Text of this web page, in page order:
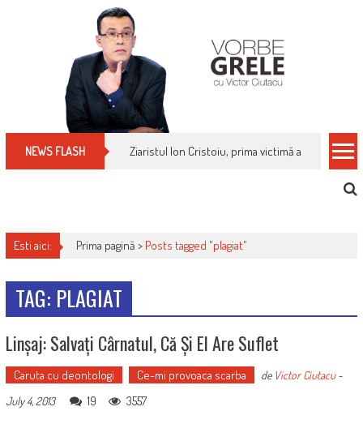
NEWS FLASH Ziaristul Ion Cristoiu, prima victimă a noi
Esti aici: Prima pagină > Posts tagged "plagiat"
TAG: PLAGIAT
Linșaj: Salvați Cârnatul, Că Și El Are Suflet
Caruta cu deontologi Ce-mi provoaca scarba de Victor Ciutacu-
July 4, 2013
19 3557